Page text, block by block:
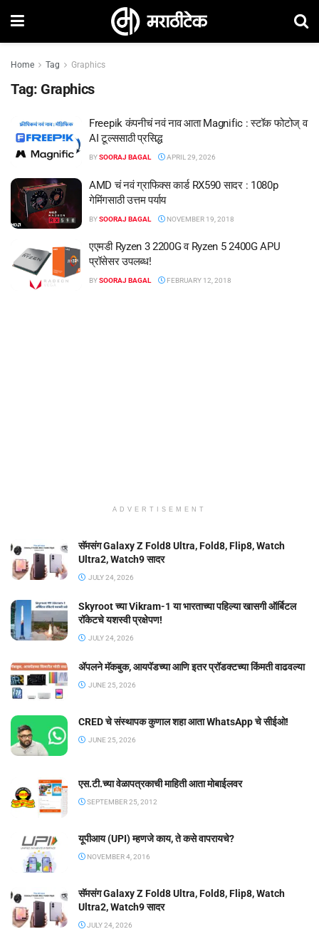
Home Tag Graphics
Tag: Graphics
Freepik कंपनीचं नवं नाव आता Magnific : स्टॉक फोटोज् व
AI टूल्ससाठी प्रसिद्ध
BYSOORAJ BAGAL APRIL 29, 2026
AMD चं नवं ग्राफिक्स कार्ड RX590 सादर : 1080p
गेमिंगसाठी उत्तम पर्याय
BYSOORAJ BAGAL NOVEMBER 19, 2018
एएमडी Ryzen 3 2200G व Ryzen 5 2400G APU
प्रॉसेसर उपलब्ध!
BYSOORAJ BAGAL FEBRUARY 12, 2018
ADVERTISEMENT
सॅमसंग Galaxy Z Fold8 Ultra, Fold8, Flip8, Watch
Ultra2, Watch9 सादर
JULY 24, 2026
Skyroot च्या Vikram-1 या भारताच्या पहिल्या खासगी ऑर्बिटल
रॉकेटचे यशस्वी प्रक्षेपण!
JULY 24, 2026
ॲपलने मॅकबुक, आयपॅडच्या आणि इतर प्रॉडक्टच्या किंमती वाढवल्या
JUNE 25, 2026
CRED चे संस्थापक कुणाल शहा आता WhatsApp चे सीईओ!
JUNE 25, 2026
एस.टी.च्या वेळापत्रकाची माहिती आता मोबाईलवर
SEPTEMBER 25, 2012
यूपीआय (UPI) म्हणजे काय, ते कसे वापरायचे?
NOVEMBER 4, 2016
सॅमसंग Galaxy Z Fold8 Ultra, Fold8, Flip8, Watch
Ultra2, Watch9 सादर
JULY 24, 2026